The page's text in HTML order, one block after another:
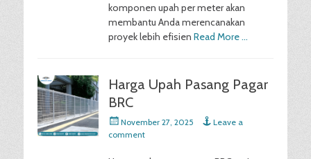
komponen upah per meter akan
membantu Anda merencanakan
proyek lebih efisien Read More …
Harga Upah Pasang Pagar
BRC
Posted
on
November 27, 2025
Leave a
comment